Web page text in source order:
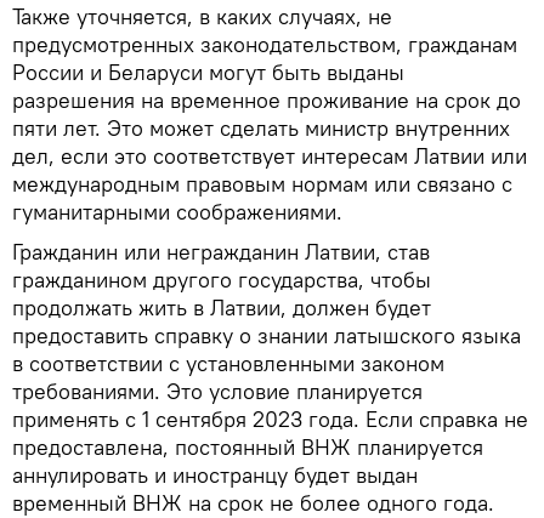
Также уточняется, в каких случаях, не
предусмотренных законодательством, гражданам
России и Беларуси могут быть выданы
разрешения на временное проживание на срок до
пяти лет. Это может сделать министр внутренних
дел, если это соответствует интересам Латвии или
международным правовым нормам или связано с
гуманитарными соображениями.
Гражданин или негражданин Латвии, став
гражданином другого государства, чтобы
продолжать жить в Латвии, должен будет
предоставить справку о знании латышского языка
в соответствии с установленными законом
требованиями. Это условие планируется
применять с 1 сентября 2023 года. Если справка не
предоставлена, постоянный ВНЖ планируется
аннулировать и иностранцу будет выдан
временный ВНЖ на срок не более одного года.